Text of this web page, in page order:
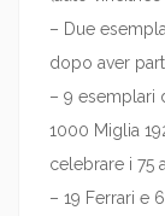
– Due
dopo aver
– 9 esemplari
1000 Miglia
celebrare i 75
– 19 Ferrari e